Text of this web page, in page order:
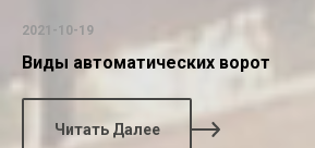
2021-10-19
Виды автоматических ворот
Читать Далее